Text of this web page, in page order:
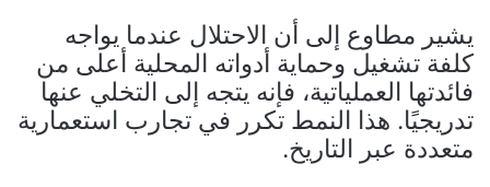
يشير مطاوع إلى أن الاحتلال عندما يواجه
كلفة تشغيل وحماية أدواته المحلية أعلى من
فائدتها العملياتية، فإنه يتجه إلى التخلي عنها
تدريجيًا. هذا النمط تكرر في تجارب استعمارية
متعددة عبر التاريخ.